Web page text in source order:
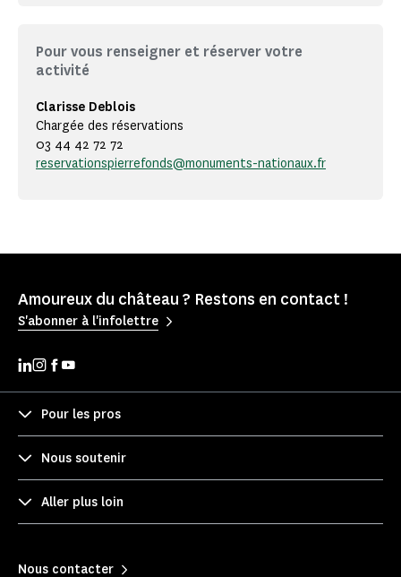
Pour vous renseigner et réserver votre
activité
Clarisse Deblois
Chargée des réservations
03 44 42 72 72
reservationspierrefonds@monuments-nationaux.fr
Amoureux du château ? Restons en contact !
S'abonner à l'infolettre
Pour les pros
Nous soutenir
Aller plus loin
Nous contacter